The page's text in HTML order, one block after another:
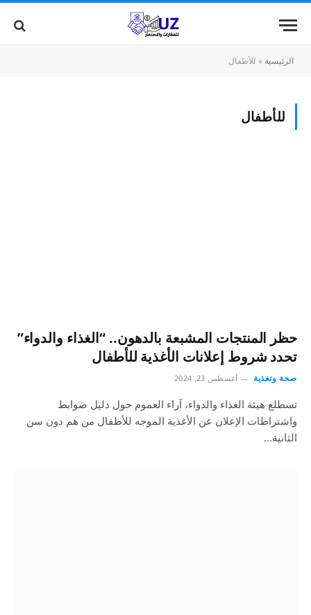
الرئيسية » للأطفال
للأطفال
حظر المنتجات المشبعة بالدهون.. “الغذاء والدواء”
تحدد شروط إعلانات الأغذية للأطفال
صحة وتغذية أغسطس 23, 2024
تسطلع هيئة الغذاء والدواء، آراء العموم حول دليل ضوابط
واشتراطات الإعلان عن الأغذية الموجه للأطفال من هم دون سن
الثانية…